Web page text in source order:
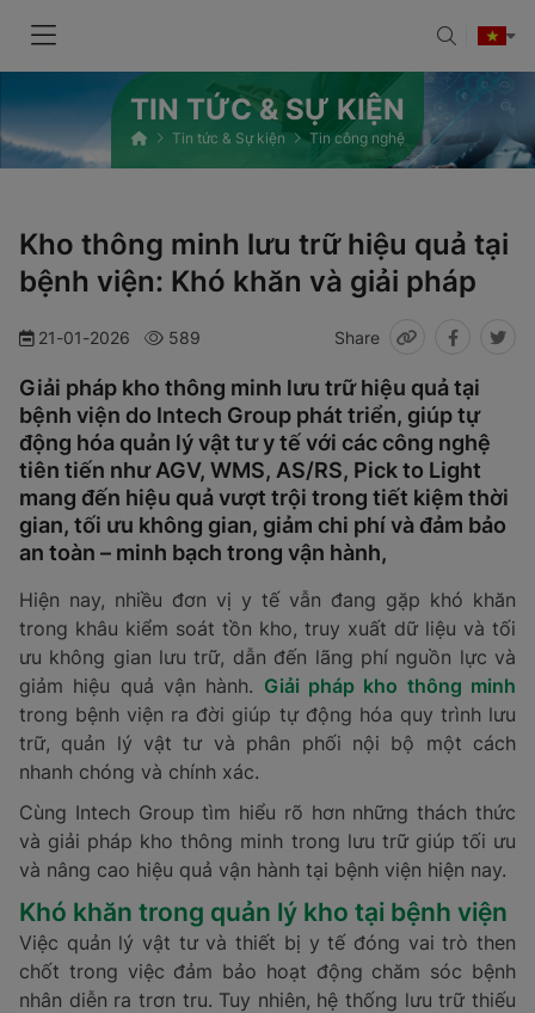
TIN TỨC & SỰ KIỆN
Tin tức & Sự kiện Tin công nghệ
Kho thông minh lưu trữ hiệu quả tại
bệnh viện: Khó khăn và giải pháp
21-01-2026 589 Share
Giải pháp kho thông minh lưu trữ hiệu quả tại
bệnh viện do Intech Group phát triển, giúp tự
động hóa quản lý vật tư y tế với các công nghệ
tiên tiến như AGV, WMS, AS/RS, Pick to Light
mang đến hiệu quả vượt trội trong tiết kiệm thời
gian, tối ưu không gian, giảm chi phí và đảm bảo
an toàn – minh bạch trong vận hành,
Hiện nay, nhiều đơn vị y tế vẫn đang gặp khó khăn
trong khâu kiểm soát tồn kho, truy xuất dữ liệu và tối
ưu không gian lưu trữ, dẫn đến lãng phí nguồn lực và
giảm hiệu quả vận hành. Giải pháp kho thông minh
trong bệnh viện ra đời giúp tự động hóa quy trình lưu
trữ, quản lý vật tư và phân phối nội bộ một cách
nhanh chóng và chính xác.
Cùng Intech Group tìm hiểu rõ hơn những thách thức
và giải pháp kho thông minh trong lưu trữ giúp tối ưu
và nâng cao hiệu quả vận hành tại bệnh viện hiện nay.
Khó khăn trong quản lý kho tại bệnh viện
Việc quản lý vật tư và thiết bị y tế đóng vai trò then
chốt trong việc đảm bảo hoạt động chăm sóc bệnh
nhân diễn ra trơn tru. Tuy nhiên, hệ thống lưu trữ thiếu